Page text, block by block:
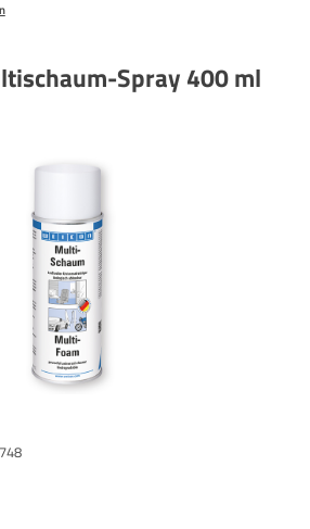
Spray 400 ml